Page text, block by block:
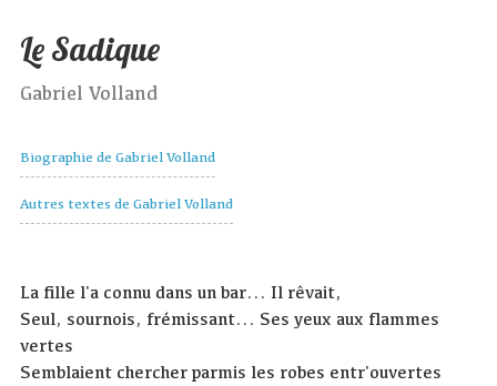
Le Sadique
Gabriel Volland
Biographie de Gabriel Volland
Autres textes de Gabriel Volland
La fille l'a connu dans un bar... Il rêvait,
Seul, sournois, frémissant... Ses yeux aux flammes
vertes
Semblaient chercher parmis les robes entr'ouvertes